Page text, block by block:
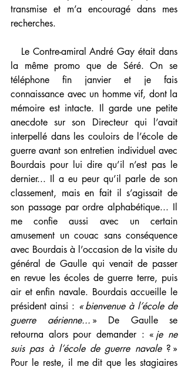
transmise et m’a encouragé dans mes
recherches.
la même promo que de Séré. On se
téléphone fin janvier et je fais
connaissance avec un homme vif, dont la
mémoire est intacte. Il garde une petite
anecdote sur son Directeur qui l’avait
interpellé dans les couloirs de l’école de
guerre avant son entretien individuel avec
Bourdais pour lui dire qu’il n’est pas le
dernier... Il a eu peur qu’il parle de son
classement, mais en fait il s’agissait de
son passage par ordre alphabétique... Il
me confie aussi avec un certain
amusement un couac sans conséquence
avec Bourdais à l’occasion de la visite du
général de Gaulle qui venait de passer
en revue les écoles de guerre terre, puis
air et enfin navale. Bourdais accueille le
président ainsi : « bienvenue à l’école de
guerre aérienne... » De Gaulle se
retourna alors pour demander : « je ne
suis pas à l’école de guerre navale ? »
Pour le reste, il me dit que les stagiaires